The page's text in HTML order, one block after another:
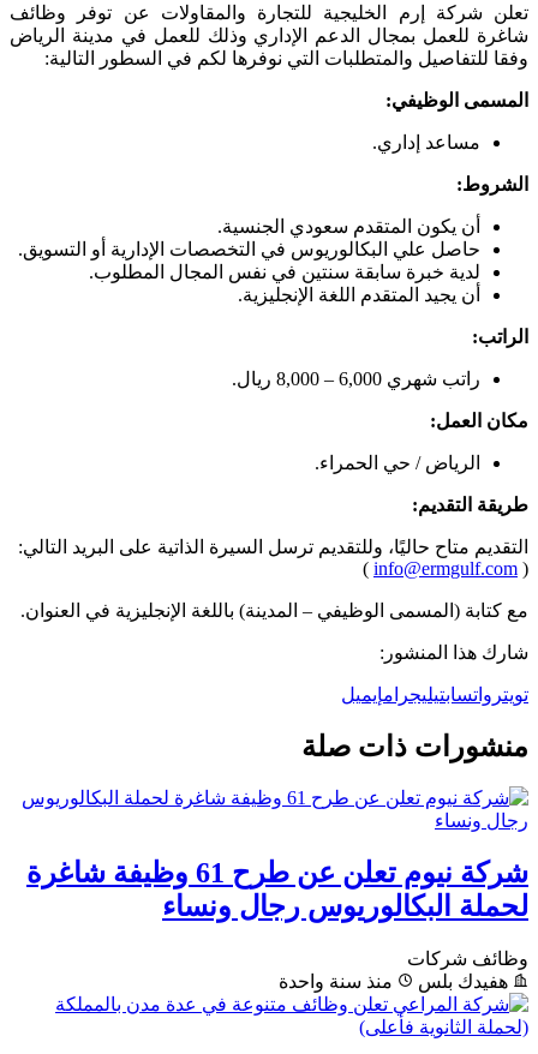
تعلن شركة إرم الخليجية للتجارة والمقاولات عن توفر وظائف
شاغرة للعمل بمجال الدعم الإداري وذلك للعمل في مدينة الرياض
وفقا للتفاصيل والمتطلبات التي نوفرها لكم في السطور التالية:
المسمى الوظيفي:
مساعد إداري.
الشروط:
أن يكون المتقدم سعودي الجنسية.
حاصل علي البكالوريوس في التخصصات الإدارية أو التسويق.
لدية خبرة سابقة سنتين في نفس المجال المطلوب.
أن يجيد المتقدم اللغة الإنجليزية.
الراتب:
راتب شهري 6,000 – 8,000 ريال.
مكان العمل:
الرياض / حي الحمراء.
طريقة التقديم:
التقديم متاح حاليًا، وللتقديم ترسل السيرة الذاتية على البريد التالي:
(
info@ermgulf.com
)
مع كتابة (المسمى الوظيفي – المدينة) باللغة الإنجليزية في العنوان.
شارك هذا المنشور:
تويتر واتسابتيليجرامإيميل
منشورات ذات صلة
شركة نيوم تعلن عن طرح 61 وظيفة شاغرة
لحملة البكالوريوس رجال ونساء
وظائف شركات
هفيدك بلس
منذ سنة واحدة